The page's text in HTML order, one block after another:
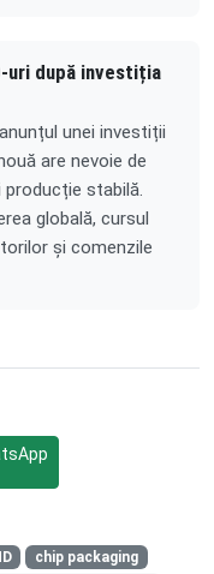
uri după investiția
unei investiții
are nevoie de
stabilă.
globală, cursul
și comenzile
chip packaging